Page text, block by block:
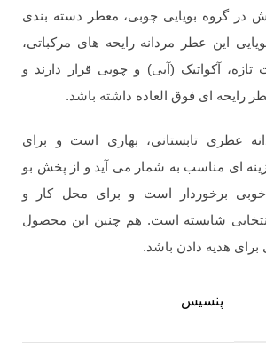
در گروه بویایی چوبی، معطر دسته بندی
این عطر مردانه رایحه های مرکباتی،
تازه، آکواتیک (آبی) و چوبی قرار دارند و
رایحه ای فوق العاده داشته باشد.
عطری تابستانی، بهاری است و برای
ای مناسب به شمار می آید و از پخش بو
خوبی برخوردار است و برای محل کار و
شایسته است. هم چنین این محصول
برای هدیه دادن باشد.
پنسیس